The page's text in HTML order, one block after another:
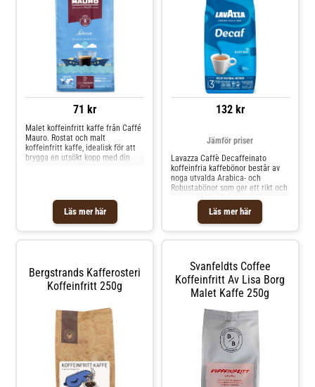
71 kr
Läs mer här
Malet koffeinfritt kaffe från Caffé
Mauro. Rostat och malt
koffeinfritt kaffe, idealisk för att
brygga en utsökt kopp med din
påverkan.Robusta.Intensitet: 8 av
10Ursprung: Centralafrika,
Sydamerika, Asien.
132 kr
Läs mer här
Jämför priser
Lavazza Caffè Decaffeinato
koffeinfria kaffebönor består av
noga utvalda Arabica- och
Robustabönor som ger ett rikt och
aromatiskt kaffe med smaker av
mandel och honung. Kaffet är
koffeinfritt genom en naturlig
borttagningsprocess som bevarar
italiensk
kaffeupplevelse!Koffeinfria
kaffebönor för espressomaskin
eller kaffekvarn.Mellanrost och
intensitet 3/10.
Bergstrands Kafferosteri
Koffeinfritt 250g
Svanfeldts Coffee
Koffeinfritt Av Lisa Borg
Malet Kaffe 250g